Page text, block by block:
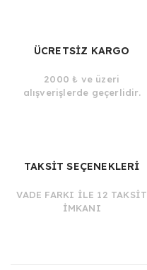
ÜCRETSİZ KARGO
2000 ₺ ve üzeri
alışverişlerde geçerlidir.
TAKSİT SEÇENEKLERİ
VADE FARKI İLE 12 TAKSİT
İMKANI